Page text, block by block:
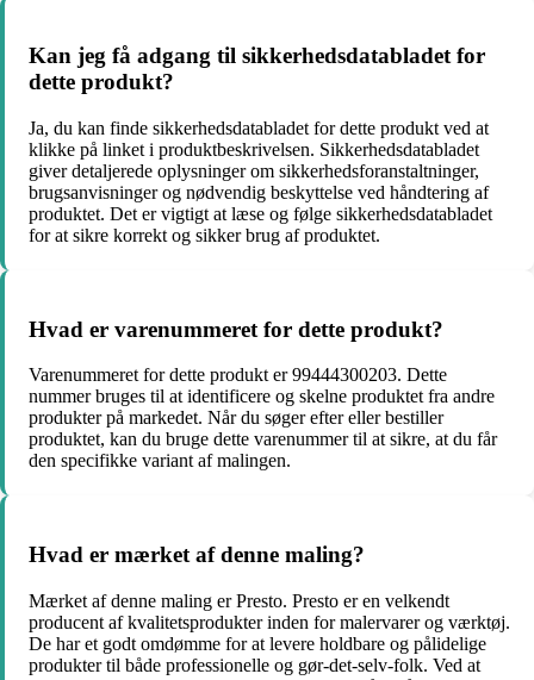
Kan jeg få adgang til sikkerhedsdatabladet for
dette produkt?
Ja, du kan finde sikkerhedsdatabladet for dette produkt ved at
klikke på linket i produktbeskrivelsen. Sikkerhedsdatabladet
giver detaljerede oplysninger om sikkerhedsforanstaltninger,
brugsanvisninger og nødvendig beskyttelse ved håndtering af
produktet. Det er vigtigt at læse og følge sikkerhedsdatabladet
for at sikre korrekt og sikker brug af produktet.
Hvad er varenummeret for dette produkt?
Varenummeret for dette produkt er 99444300203. Dette
nummer bruges til at identificere og skelne produktet fra andre
produkter på markedet. Når du søger efter eller bestiller
produktet, kan du bruge dette varenummer til at sikre, at du får
den specifikke variant af malingen.
Hvad er mærket af denne maling?
Mærket af denne maling er Presto. Presto er en velkendt
producent af kvalitetsprodukter inden for malervarer og værktøj.
De har et godt omdømme for at levere holdbare og pålidelige
produkter til både professionelle og gør-det-selv-folk. Ved at